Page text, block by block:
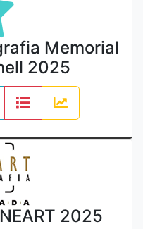
Memorial
2025
2025